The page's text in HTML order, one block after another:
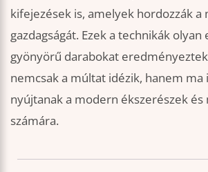
kifejezések is, amelyek hordozzák a
gazdagságát. Ezek a technikák olyan
gyönyörű darabokat
nemcsak a múltat idézik, hanem ma
nyújtanak a modern ékszerészek és
számára.